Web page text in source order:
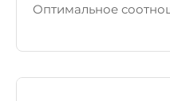
Оптимальное